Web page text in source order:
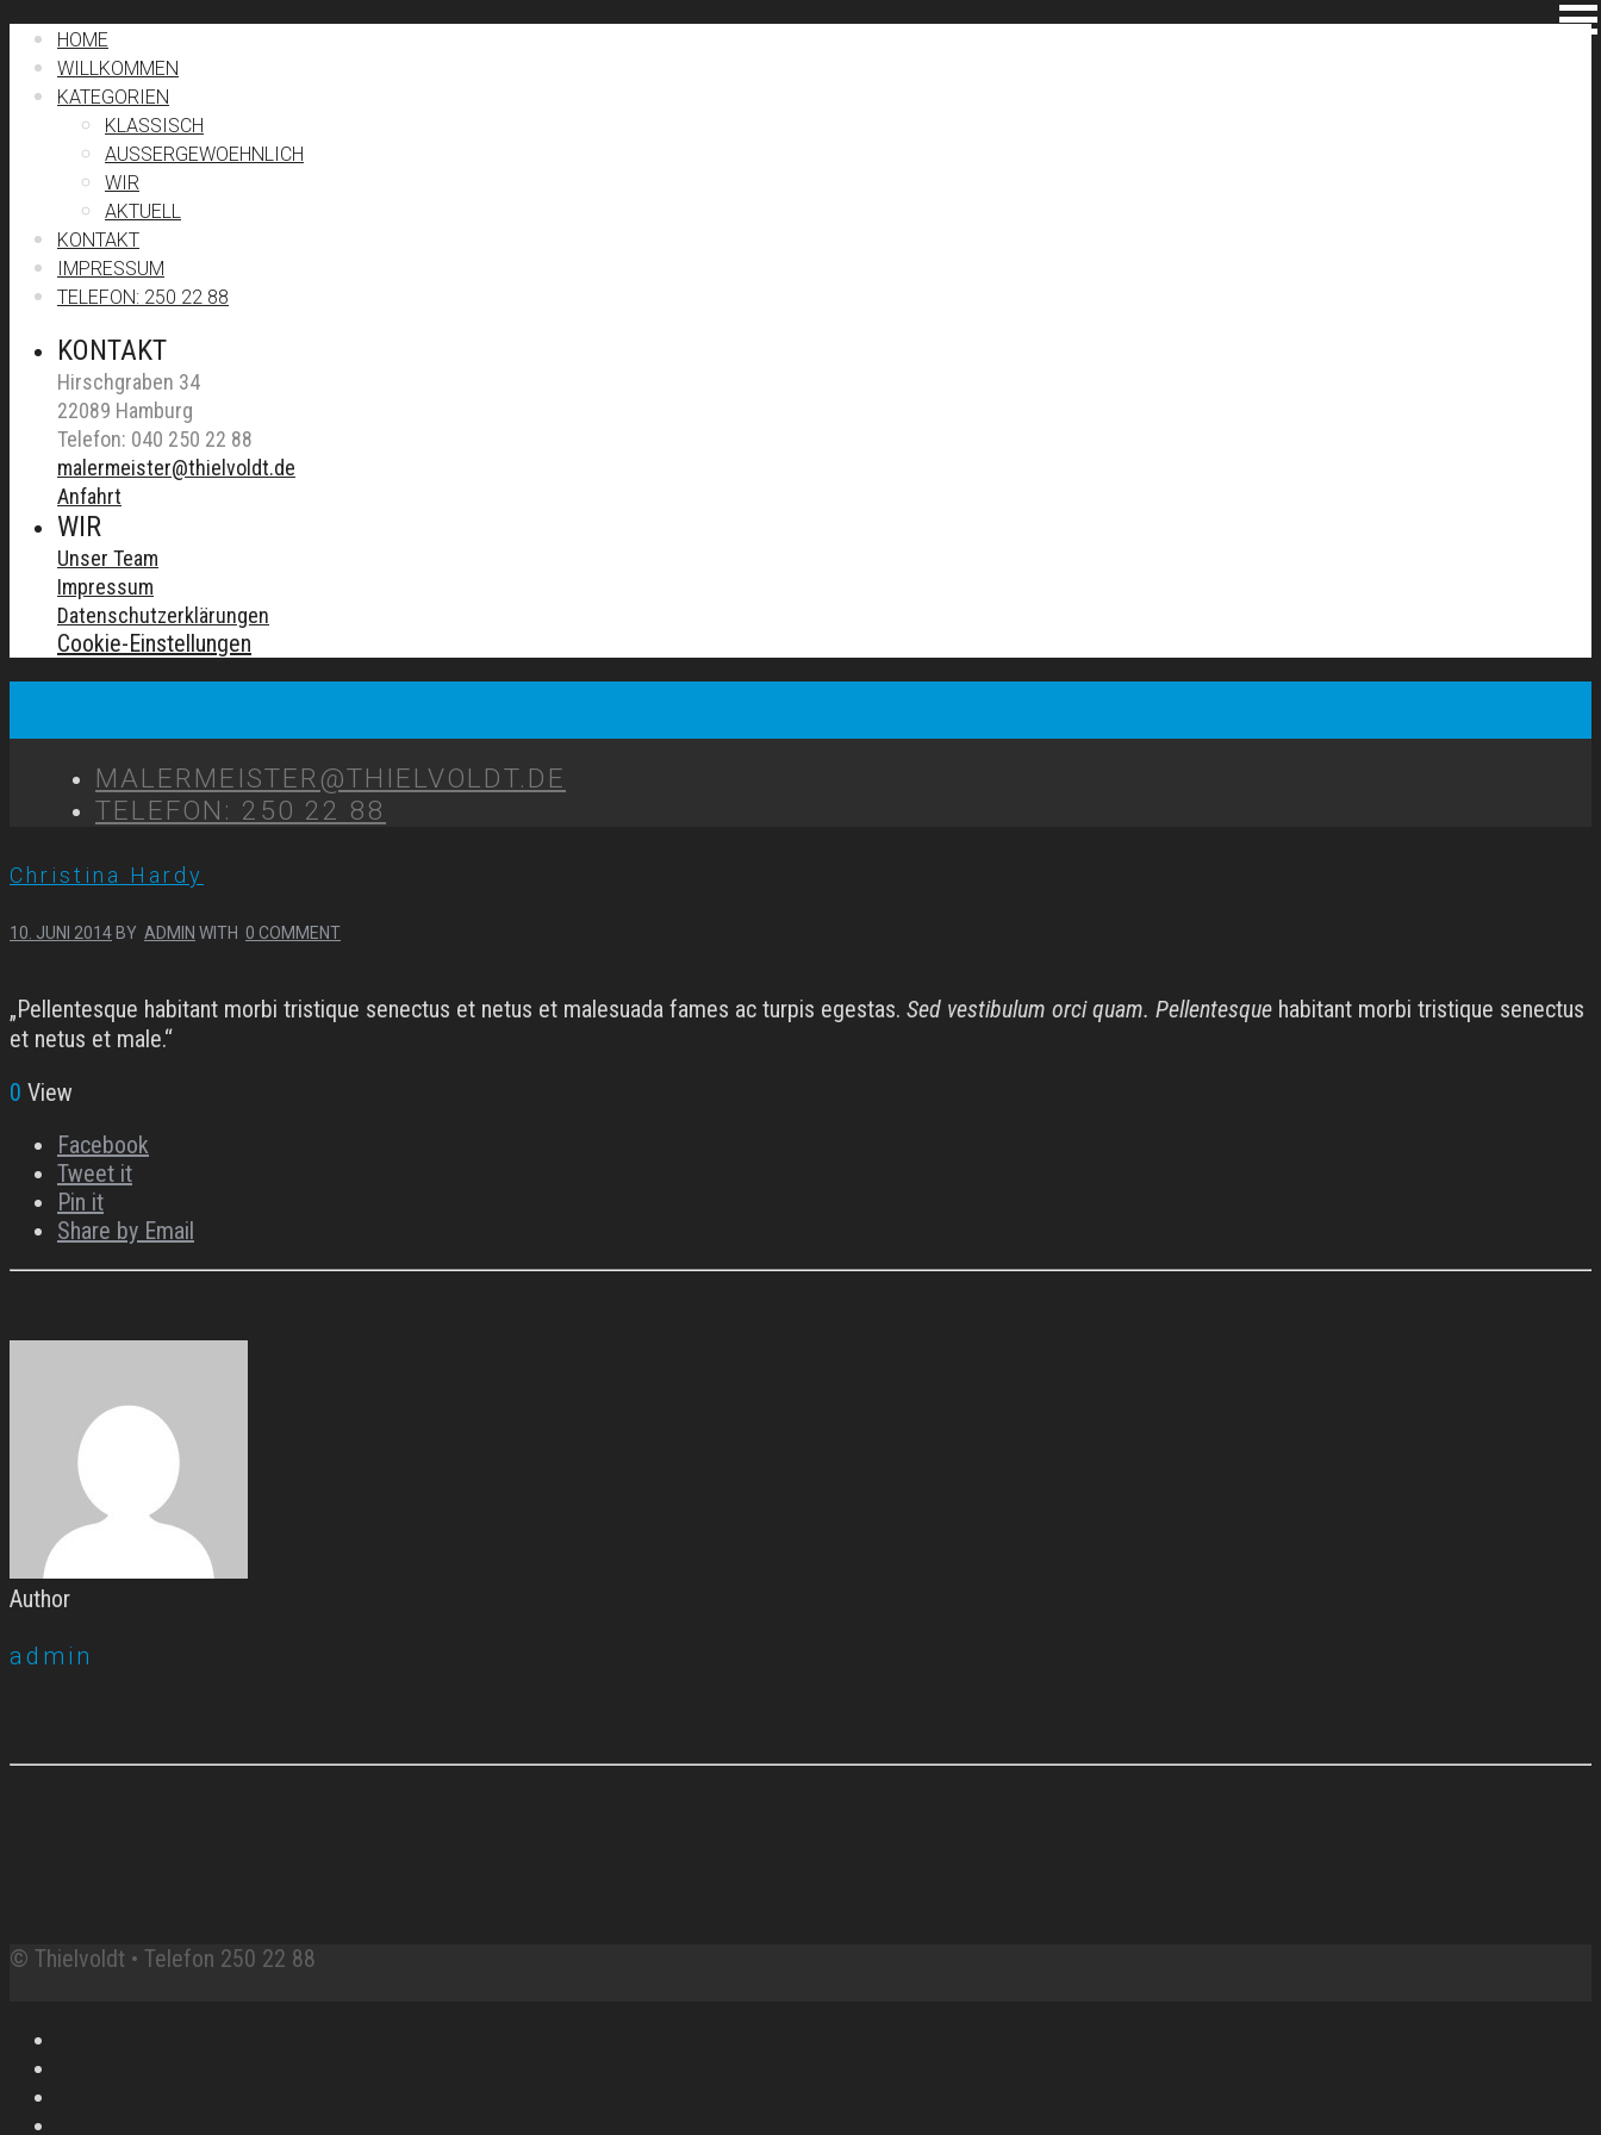
HOME
WILLKOMMEN
KATEGORIEN
KLASSISCH
AUSSERGEWOEHNLICH
WIR
AKTUELL
KONTAKT
IMPRESSUM
TELEFON: 250 22 88
KONTAKT
Hirschgraben 34
22089 Hamburg
Telefon: 040 250 22 88
malermeister@thielvoldt.de
Anfahrt
WIR
Unser Team
Impressum
Datenschutzerklärungen
Cookie-Einstellungen
MALERMEISTER@THIELVOLDT.DE
TELEFON: 250 22 88
Christina Hardy
10. JUNI 2014 BY ADMIN WITH 0 COMMENT
„Pellentesque habitant morbi tristique senectus et netus et malesuada fames ac turpis egestas. Sed vestibulum orci quam. Pellentesque habitant morbi tristique senectus
et netus et male.“
0 View
Facebook
Tweet it
Pin it
Share by Email
Author
admin
© Thielvoldt • Telefon 250 22 88